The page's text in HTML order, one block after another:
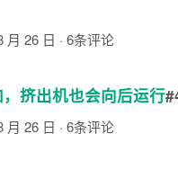
月 26 日 · 6条评论
挤出机也会向后运行
月 26 日 · 6条评论